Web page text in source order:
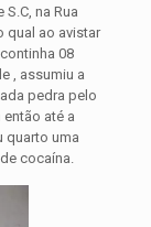
na Rua
qual ao avistar
08
, assumiu a
pedra pelo
até a
quarto uma
cocaína.